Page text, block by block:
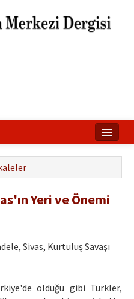
Yeri ve Önemi
Sivas, Kurtuluş Savaşı
olduğu gibi Türkler,